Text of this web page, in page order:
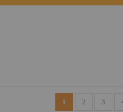
1 2 3